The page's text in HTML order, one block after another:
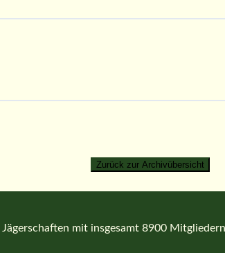
mit insgesamt 8900